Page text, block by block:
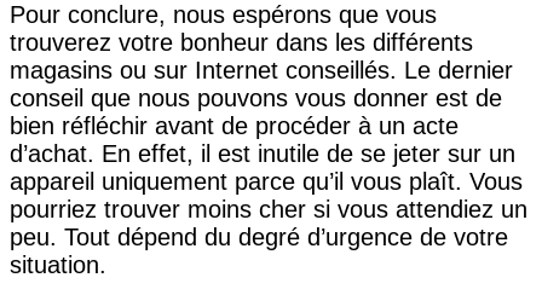
Pour conclure, nous espérons que vous
trouverez votre bonheur dans les différents
magasins ou sur Internet conseillés. Le dernier
conseil que nous pouvons vous donner est de
bien réfléchir avant de procéder à un acte
d’achat. En effet, il est inutile de se jeter sur un
appareil uniquement parce qu’il vous plaît. Vous
pourriez trouver moins cher si vous attendiez un
peu. Tout dépend du degré d’urgence de votre
situation.